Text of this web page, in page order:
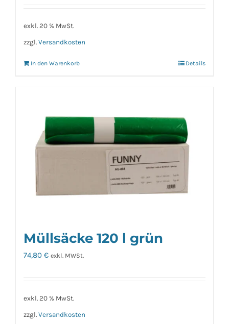
exkl. 20 % MwSt.
zzgl. Versandkosten
In den Warenkorb Details
Müllsäcke 120 l grün
74,80 € exkl. MWSt.
exkl. 20 % MwSt.
zzgl. Versandkosten